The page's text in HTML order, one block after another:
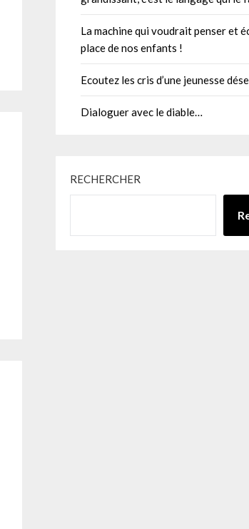
La machine qui voudrait penser et
place de nos enfants !
Ecoutez les cris d’une jeunesse
Dialoguer avec le diable…
RECHERCHER